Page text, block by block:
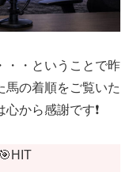
・・ということで昨
馬の着順をご覧いた
から感謝です❗️